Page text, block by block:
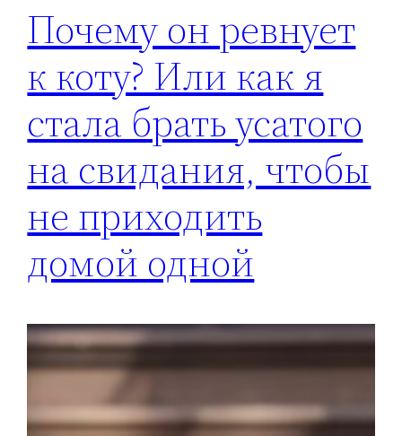
Почему он ревнует
к коту? Или как я
стала брать усатого
на свидания, чтобы
не приходить
домой одной